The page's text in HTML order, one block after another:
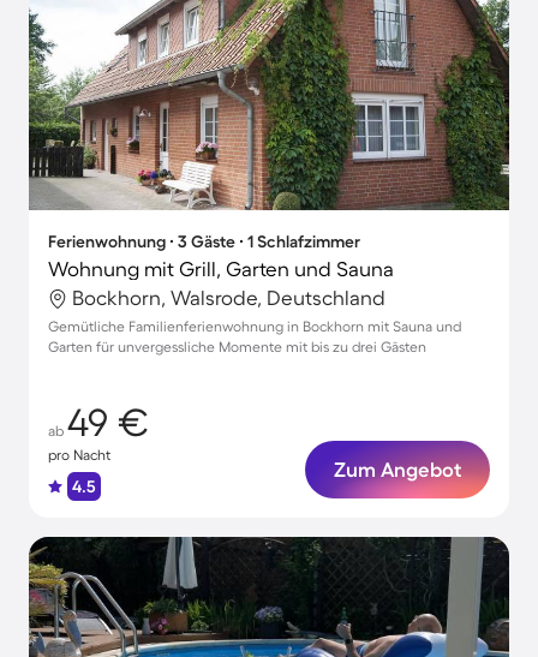
Ferienwohnung ∙ 3 Gäste ∙ 1 Schlafzimmer
Wohnung mit Grill, Garten und Sauna
Bockhorn, Walsrode, Deutschland
Gemütliche Familienferienwohnung in Bockhorn mit Sauna und
Garten für unvergessliche Momente mit bis zu drei Gästen
ab 49 €
pro Nacht
4.5
Zum Angebot